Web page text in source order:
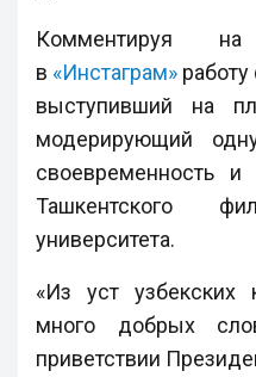
Комментируя
в «Инстаграм»
выступивший на
модерирующий
своевременность и
Ташкентского
университета.
«Из уст узбекских
много добрых
приветствии